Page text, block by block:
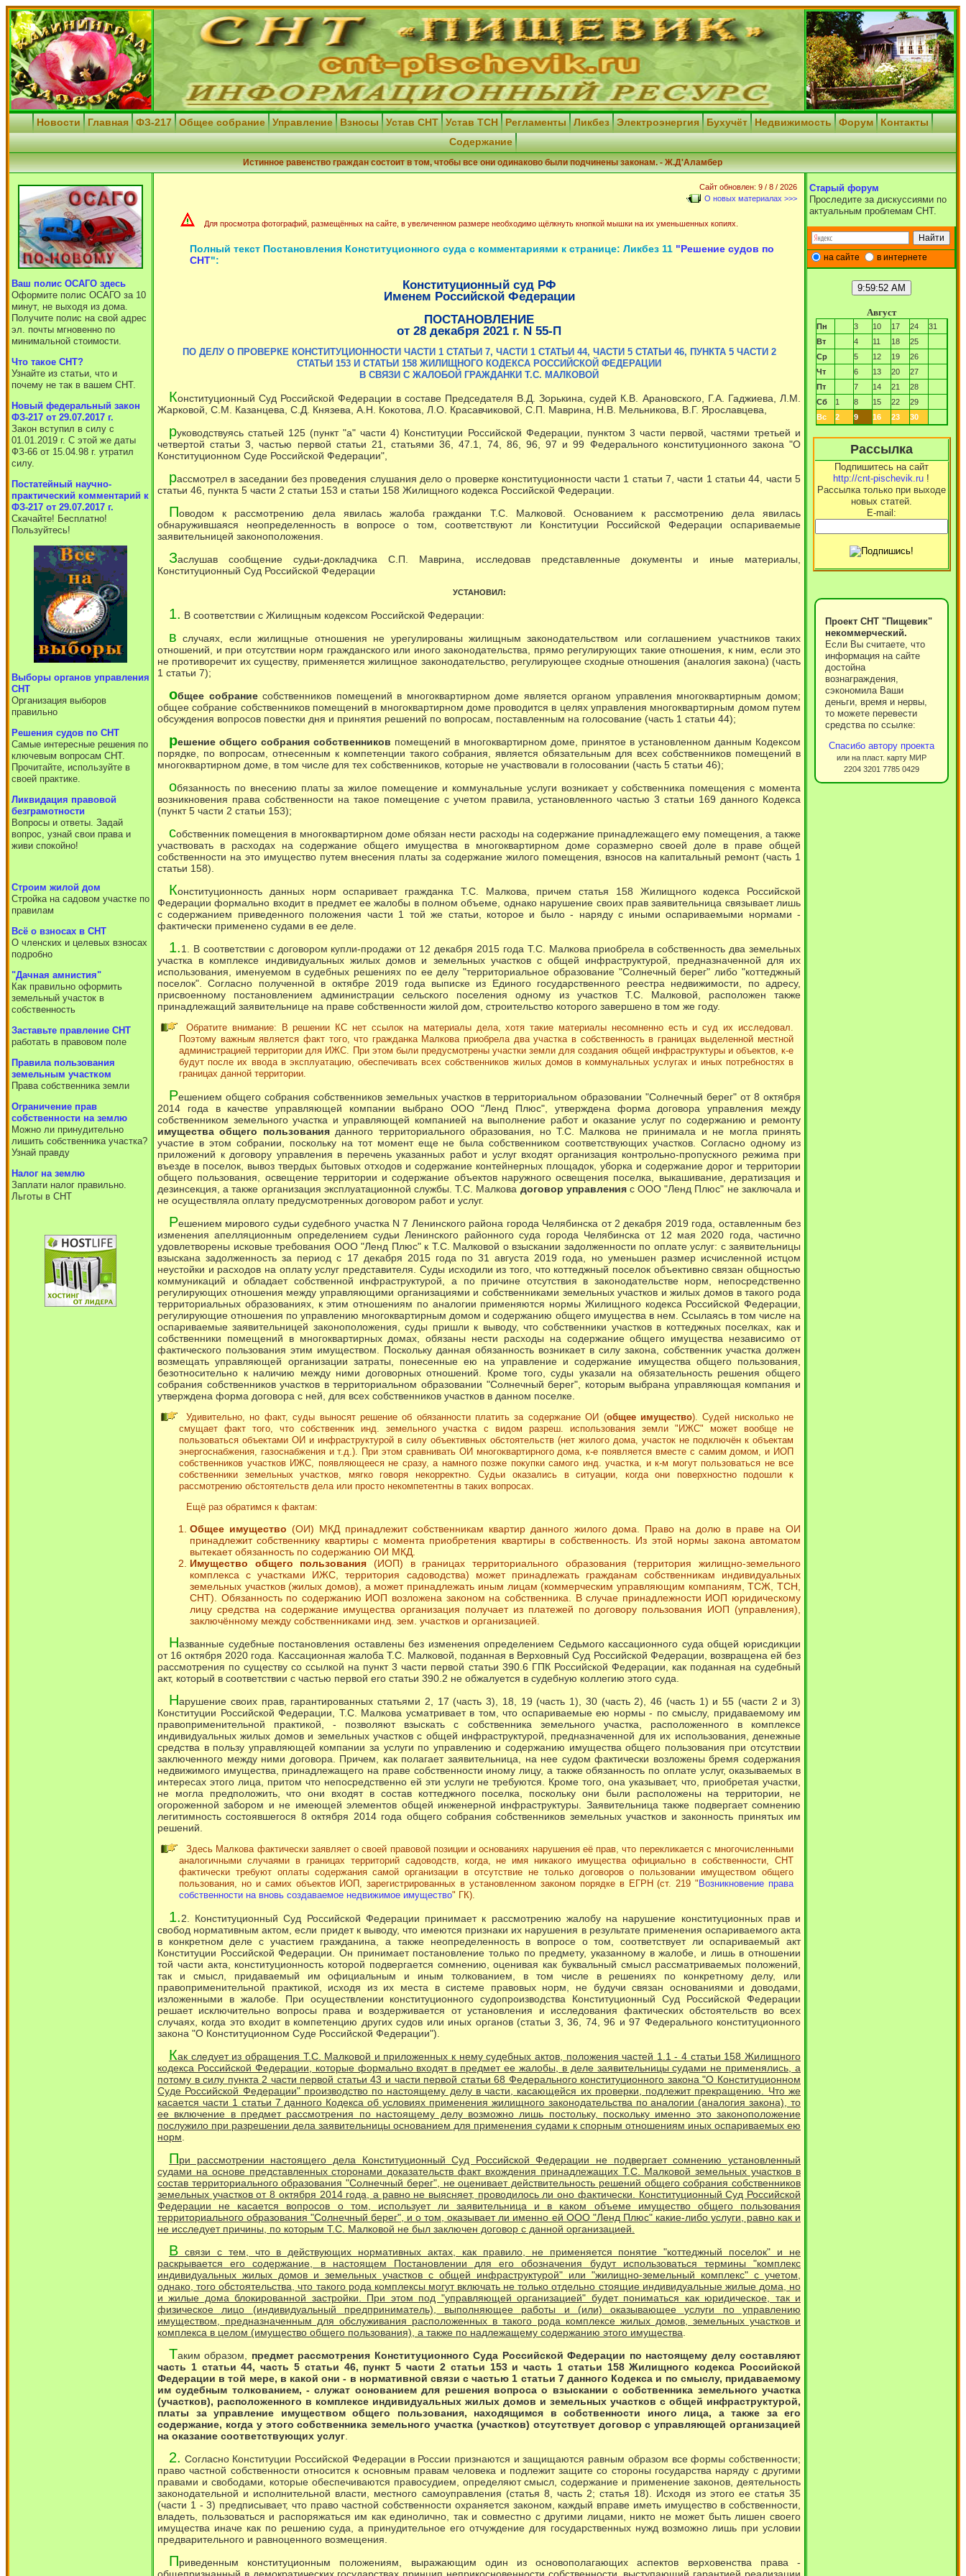
Новости Главная ФЗ-217 Общее собрание Управление Взносы Устав СНТ Устав ТСН Регламенты Ликбез Электроэнергия Бухучёт Недвижимость Форум Контакты
Содержание
Истинное равенство граждан состоит в том, чтобы все они одинаково были подчинены законам. - Ж.Д'Аламбер
Ваш полис ОСАГО здесь
Оформите полис ОСАГО за 10
минут, не выходя из дома.
Получите полис на свой адрес
эл. почты мгновенно по
минимальной стоимости.
Что такое СНТ?
Узнайте из статьи, что и
почему не так в вашем СНТ.
Новый федеральный закон
ФЗ-217 от 29.07.2017 г.
Закон вступил в силу с
01.01.2019 г. С этой же даты
ФЗ-66 от 15.04.98 г. утратил
силу.
Постатейный научно-
практический комментарий к
ФЗ-217 от 29.07.2017 г.
Скачайте! Бесплатно!
Пользуйтесь!
Выборы органов управления
СНТ
Организация выборов
правильно
Решения судов по СНТ
Самые интересные решения по
ключевым вопросам СНТ.
Прочитайте, используйте в
своей практике.
Ликвидация правовой
безграмотности
Вопросы и ответы. Задай
вопрос, узнай свои права и
живи спокойно!
Cтроим жилой дом
Стройка на садовом участке по
правилам
Всё о взносах в СНТ
О членских и целевых взносах
подробно
"Дачная амнистия"
Как правильно оформить
земельный участок в
собственность
Заставьте правление СНТ
работать в правовом поле
Правила пользования
земельным участком
Права собственника земли
Ограничение прав
собственности на землю
Можно ли принудительно
лишить собственника участка?
Узнай правду
Налог на землю
Заплати налог правильно.
Льготы в СНТ
Сайт обновлен: 9 / 8 / 2026
О новых материалах >>>
Для просмотра фотографий, размещённых на сайте, в увеличенном размере необходимо щёлкнуть кнопкой мышки на их уменьшенных копиях.
Полный текст Постановления Конституционного суда с комментариями к странице: Ликбез 11 "Решение судов по
СНТ":
Конституционный суд РФ
Именем Российской Федерации
ПОСТАНОВЛЕНИЕ
от 28 декабря 2021 г. N 55-П
ПО ДЕЛУ О ПРОВЕРКЕ КОНСТИТУЦИОННОСТИ ЧАСТИ 1 СТАТЬИ 7, ЧАСТИ 1 СТАТЬИ 44, ЧАСТИ 5 СТАТЬИ 46, ПУНКТА 5 ЧАСТИ 2
СТАТЬИ 153 И СТАТЬИ 158 ЖИЛИЩНОГО КОДЕКСА РОССИЙСКОЙ ФЕДЕРАЦИИ
В СВЯЗИ С ЖАЛОБОЙ ГРАЖДАНКИ Т.С. МАЛКОВОЙ
Конституционный Суд Российской Федерации в составе Председателя В.Д. Зорькина, судей К.В. Арановского, Г.А. Гаджиева, Л.М.
Жарковой, С.М. Казанцева, С.Д. Князева, А.Н. Кокотова, Л.О. Красавчиковой, С.П. Маврина, Н.В. Мельникова, В.Г. Ярославцева,
руководствуясь статьей 125 (пункт "а" части 4) Конституции Российской Федерации, пунктом 3 части первой, частями третьей и
четвертой статьи 3, частью первой статьи 21, статьями 36, 47.1, 74, 86, 96, 97 и 99 Федерального конституционного закона "О
Конституционном Суде Российской Федерации",
рассмотрел в заседании без проведения слушания дело о проверке конституционности части 1 статьи 7, части 1 статьи 44, части 5
статьи 46, пункта 5 части 2 статьи 153 и статьи 158 Жилищного кодекса Российской Федерации.
Поводом к рассмотрению дела явилась жалоба гражданки Т.С. Малковой. Основанием к рассмотрению дела явилась
обнаружившаяся неопределенность в вопросе о том, соответствуют ли Конституции Российской Федерации оспариваемые
заявительницей законоположения.
Заслушав сообщение судьи-докладчика С.П. Маврина, исследовав представленные документы и иные материалы,
Конституционный Суд Российской Федерации
УСТАНОВИЛ:
1. В соответствии с Жилищным кодексом Российской Федерации:
в случаях, если жилищные отношения не урегулированы жилищным законодательством или соглашением участников таких
отношений, и при отсутствии норм гражданского или иного законодательства, прямо регулирующих такие отношения, к ним, если это
не противоречит их существу, применяется жилищное законодательство, регулирующее сходные отношения (аналогия закона) (часть
1 статьи 7);
общее собраниесобственников помещений в многоквартирном доме является органом управления многоквартирным домом;
общее собрание собственников помещений в многоквартирном доме проводится в целях управления многоквартирным домом путем
обсуждения вопросов повестки дня и принятия решений по вопросам, поставленным на голосование (часть 1 статьи 44);
решение общего собрания собственников помещений в многоквартирном доме, принятое в установленном данным Кодексом
порядке, по вопросам, отнесенным к компетенции такого собрания, является обязательным для всех собственников помещений в
многоквартирном доме, в том числе для тех собственников, которые не участвовали в голосовании (часть 5 статьи 46);
обязанность по внесению платы за жилое помещение и коммунальные услуги возникает у собственника помещения с момента
возникновения права собственности на такое помещение с учетом правила, установленного частью 3 статьи 169 данного Кодекса
(пункт 5 части 2 статьи 153);
собственник помещения в многоквартирном доме обязан нести расходы на содержание принадлежащего ему помещения, а также
участвовать в расходах на содержание общего имущества в многоквартирном доме соразмерно своей доле в праве общей
собственности на это имущество путем внесения платы за содержание жилого помещения, взносов на капитальный ремонт (часть 1
статьи 158).
Конституционность данных норм оспаривает гражданка Т.С. Малкова, причем статья 158 Жилищного кодекса Российской
Федерации формально входит в предмет ее жалобы в полном объеме, однако нарушение своих прав заявительница связывает лишь
с содержанием приведенного положения части 1 той же статьи, которое и было - наряду с иными оспариваемыми нормами -
фактически применено судами в ее деле.
1.1. В соответствии с договором купли-продажи от 12 декабря 2015 года Т.С. Малкова приобрела в собственность два земельных
участка в комплексе индивидуальных жилых домов и земельных участков с общей инфраструктурой, предназначенной для их
использования, именуемом в судебных решениях по ее делу "территориальное образование "Солнечный берег" либо "коттеджный
поселок". Согласно полученной в октябре 2019 года выписке из Единого государственного реестра недвижимости, по адресу,
присвоенному постановлением администрации сельского поселения одному из участков Т.С. Малковой, расположен также
принадлежащий заявительнице на праве собственности жилой дом, строительство которого завершено в том же году.
Обратите внимание: В решении КС нет ссылок на материалы дела, хотя такие материалы несомненно есть и суд их исследовал.
Поэтому важным является факт того, что гражданка Малкова приобрела два участка в собственность в границах выделенной местной
администрацией территории для ИЖС. При этом были предусмотрены участки земли для создания общей инфраструктуры и объектов, к-е
будут после их ввода в эксплуатацию, обеспечивать всех собственников жилых домов в коммунальных услугах и иных потребностях в
границах данной территории.
Решением общего собрания собственников земельных участков в территориальном образовании "Солнечный берег" от 8 октября
2014 года в качестве управляющей компании выбрано ООО "Ленд Плюс", утверждена форма договора управления между
собственником земельного участка и управляющей компанией на выполнение работ и оказание услуг по содержанию и ремонту
имущества общего пользованияданного территориального образования, но Т.С. Малкова не принимала и не могла принять
участие в этом собрании, поскольку на тот момент еще не была собственником соответствующих участков. Согласно одному из
приложений к договору управления в перечень указанных работ и услуг входят организация контрольно-пропускного режима при
въезде в поселок, вывоз твердых бытовых отходов и содержание контейнерных площадок, уборка и содержание дорог и территории
общего пользования, освещение территории и содержание объектов наружного освещения поселка, выкашивание, дератизация и
дезинсекция, а также организация эксплуатационной службы. Т.С. Малкова договор управленияс ООО "Ленд Плюс" не заключала и
не осуществляла оплату предусмотренных договором работ и услуг.
Решением мирового судьи судебного участка N 7 Ленинского района города Челябинска от 2 декабря 2019 года, оставленным без
изменения апелляционным определением судьи Ленинского районного суда города Челябинска от 12 мая 2020 года, частично
удовлетворены исковые требования ООО "Ленд Плюс" к Т.С. Малковой о взыскании задолженности по оплате услуг: с заявительницы
взыскана задолженность за период с 17 декабря 2015 года по 31 августа 2019 года, но уменьшен размер исчисленной истцом
неустойки и расходов на оплату услуг представителя. Суды исходили из того, что коттеджный поселок объективно связан общностью
коммуникаций и обладает собственной инфраструктурой, а по причине отсутствия в законодательстве норм, непосредственно
регулирующих отношения между управляющими организациями и собственниками земельных участков и жилых домов в такого рода
территориальных образованиях, к этим отношениям по аналогии применяются нормы Жилищного кодекса Российской Федерации,
регулирующие отношения по управлению многоквартирным домом и содержанию общего имущества в нем. Ссылаясь в том числе на
оспариваемые заявительницей законоположения, суды пришли к выводу, что собственники участков в коттеджных поселках, как и
собственники помещений в многоквартирных домах, обязаны нести расходы на содержание общего имущества независимо от
фактического пользования этим имуществом. Поскольку данная обязанность возникает в силу закона, собственник участка должен
возмещать управляющей организации затраты, понесенные ею на управление и содержание имущества общего пользования,
безотносительно к наличию между ними договорных отношений. Кроме того, суды указали на обязательность решения общего
собрания собственников участков в территориальном образовании "Солнечный берег", которым выбрана управляющая компания и
утверждена форма договора с ней, для всех собственников участков в данном поселке.
Удивительно, но факт, суды выносят решение об обязанности платить за содержание ОИ (общее имущество). Судей нисколько не
смущает факт того, что собственник инд. земельного участка с видом разреш. использования земли "ИЖС" может вообще не
пользоваться объектами ОИ и инфраструктурой в силу объективных обстоятельств (нет жилого дома, участок не подключён к объектам
энергоснабжения, газоснабжения и т.д.). При этом сравнивать ОИ многоквартирного дома, к-е появляется вместе с самим домом, и ИОП
собственников участков ИЖС, появляющееся не сразу, а намного позже покупки самого инд. участка, и к-м могут пользоваться не все
собственники земельных участков, мягко говоря некорректно. Судьи оказались в ситуации, когда они поверхностно подошли к
рассмотрению обстоятельств дела или просто некомпетентны в таких вопросах.
Ещё раз обратимся к фактам:
Общее имущество (ОИ) МКД принадлежит собственникам квартир данного жилого дома. Право на долю в праве на ОИ
принадлежит собственнику квартиры с момента приобретения квартиры в собственность. Из этой нормы закона автоматом
вытекает обязанность по содержанию ОИ МКД.
Имущество общего пользования (ИОП) в границах территориального образования (территория жилищно-земельного
комплекса с участками ИЖС, территория садоводства) может принадлежать гражданам собственникам индивидуальных
земельных участков (жилых домов), а может принадлежать иным лицам (коммерческим управляющим компаниям, ТСЖ, ТСН,
СНТ). Обязанность по содержанию ИОП возложена законом на собственника. В случае принадлежности ИОП юридическому
лицу средства на содержание имущества организация получает из платежей по договору пользования ИОП (управления),
заключённому между собственниками инд. зем. участков и организацией.
Названные судебные постановления оставлены без изменения определением Седьмого кассационного суда общей юрисдикции
от 16 октября 2020 года. Кассационная жалоба Т.С. Малковой, поданная в Верховный Суд Российской Федерации, возвращена ей без
рассмотрения по существу со ссылкой на пункт 3 части первой статьи 390.6 ГПК Российской Федерации, как поданная на судебный
акт, который в соответствии с частью первой его статьи 390.2 не обжалуется в судебную коллегию этого суда.
Нарушение своих прав, гарантированных статьями 2, 17 (часть 3), 18, 19 (часть 1), 30 (часть 2), 46 (часть 1) и 55 (части 2 и 3)
Конституции Российской Федерации, Т.С. Малкова усматривает в том, что оспариваемые ею нормы - по смыслу, придаваемому им
правоприменительной практикой, - позволяют взыскать с собственника земельного участка, расположенного в комплексе
индивидуальных жилых домов и земельных участков с общей инфраструктурой, предназначенной для их использования, денежные
средства в пользу управляющей компании за услуги по управлению и содержанию имущества общего пользования при отсутствии
заключенного между ними договора. Причем, как полагает заявительница, на нее судом фактически возложены бремя содержания
недвижимого имущества, принадлежащего на праве собственности иному лицу, а также обязанность по оплате услуг, оказываемых в
интересах этого лица, притом что непосредственно ей эти услуги не требуются. Кроме того, она указывает, что, приобретая участки,
не могла предположить, что они входят в состав коттеджного поселка, поскольку они были расположены на территории, не
огороженной забором и не имеющей элементов общей инженерной инфраструктуры. Заявительница также подвергает сомнению
легитимность состоявшегося 8 октября 2014 года общего собрания собственников земельных участков и законность принятых им
решений.
Здесь Малкова фактически заявляет о своей правовой позиции и основаниях нарушения её прав, что перекликается с многочисленными
аналогичными случаями в границах территорий садоводств, когда, не имя никакого имущества официально в собственности, СНТ
фактически требуют оплаты содержания самой организации в отсутствие не только договоров о пользовании имуществом общего
пользования, но и самих объектов ИОП, зарегистрированных в установленном законом порядке в ЕГРН (ст. 219 " Возникновение права
собственности на вновь создаваемое недвижимое имущество" ГК).
1.2. Конституционный Суд Российской Федерации принимает к рассмотрению жалобу на нарушение конституционных прав и
свобод нормативным актом, если придет к выводу, что имеются признаки их нарушения в результате применения оспариваемого акта
в конкретном деле с участием гражданина, а также неопределенность в вопросе о том, соответствует ли оспариваемый акт
Конституции Российской Федерации. Он принимает постановление только по предмету, указанному в жалобе, и лишь в отношении
той части акта, конституционность которой подвергается сомнению, оценивая как буквальный смысл рассматриваемых положений,
так и смысл, придаваемый им официальным и иным толкованием, в том числе в решениях по конкретному делу, или
правоприменительной практикой, исходя из их места в системе правовых норм, не будучи связан основаниями и доводами,
изложенными в жалобе. При осуществлении конституционного судопроизводства Конституционный Суд Российской Федерации
решает исключительно вопросы права и воздерживается от установления и исследования фактических обстоятельств во всех
случаях, когда это входит в компетенцию других судов или иных органов (статьи 3, 36, 74, 96 и 97 Федерального конституционного
закона "О Конституционном Суде Российской Федерации").
Как следует из обращения Т.С. Малковой и приложенных к нему судебных актов, положения частей 1.1 - 4 статьи 158 Жилищного
кодекса Российской Федерации, которые формально входят в предмет ее жалобы, в деле заявительницы судами не применялись, а
потому в силу пункта 2 части первой статьи 43 и части первой статьи 68 Федерального конституционного закона "О Конституционном
Суде Российской Федерации" производство по настоящему делу в части, касающейся их проверки, подлежит прекращению. Что же
касается части 1 статьи 7 данного Кодекса об условиях применения жилищного законодательства по аналогии (аналогия закона), то
ее включение в предмет рассмотрения по настоящему делу возможно лишь постольку, поскольку именно это законоположение
послужило при разрешении дела заявительницы основанием для применения судами к спорным отношениям иных оспариваемых ею
норм
При рассмотрении настоящего дела Конституционный Суд Российской Федерации не подвергает сомнению установленный
судами на основе представленных сторонами доказательств факт вхождения принадлежащих Т.С. Малковой земельных участков в
состав территориального образования "Солнечный берег", не оценивает действительность решений общего собрания собственников
земельных участков от 8 октября 2014 года, а равно не выясняет, проводилось ли оно фактически. Конституционный Суд Российской
Федерации не касается вопросов о том, использует ли заявительница и в каком объеме имущество общего пользования
территориального образования "Солнечный берег", и о том, оказывает ли именно ей ООО "Ленд Плюс" какие-либо услуги, равно как и
не исследует причины, по которым Т.С. Малковой не был заключен договор с данной организацией.
В связи с тем, что в действующих нормативных актах, как правило, не применяется понятие "коттеджный поселок" и не
раскрывается его содержание, в настоящем Постановлении для его обозначения будут использоваться термины "комплекс
индивидуальных жилых домов и земельных участков с общей инфраструктурой" или "жилищно-земельный комплекс" с учетом,
однако, того обстоятельства, что такого рода комплексы могут включать не только отдельно стоящие индивидуальные жилые дома, но
и жилые дома блокированной застройки. При этом под "управляющей организацией" будет пониматься как юридическое, так и
физическое лицо (индивидуальный предприниматель), выполняющее работы и (или) оказывающее услуги по управлению
имуществом, предназначенным для обслуживания расположенных в такого рода комплексе жилых домов, земельных участков и
комплекса в целом (имущество общего пользования), а также по надлежащему содержанию этого имущества
Таким образом, предмет рассмотрения Конституционного Суда Российской Федерации по настоящему делу составляют
часть 1 статьи 44, часть 5 статьи 46, пункт 5 части 2 статьи 153 и часть 1 статьи 158 Жилищного кодекса Российской
Федерации в той мере, в какой они - в нормативной связи с частью 1 статьи 7 данного Кодекса и по смыслу, придаваемому
им судебным толкованием, - служат основанием для решения вопроса о взыскании с собственника земельного участка
(участков), расположенного в комплексе индивидуальных жилых домов и земельных участков с общей инфраструктурой,
платы за управление имуществом общего пользования, находящимся в собственности иного лица, а также за его
содержание, когда у этого собственника земельного участка (участков) отсутствует договор с управляющей организацией
на оказание соответствующих услуг
2. Согласно Конституции Российской Федерации в России признаются и защищаются равным образом все формы собственности;
право частной собственности относится к основным правам человека и подлежит защите со стороны государства наряду с другими
правами и свободами, которые обеспечиваются правосудием, определяют смысл, содержание и применение законов, деятельность
законодательной и исполнительной власти, местного самоуправления (статья 8, часть 2; статья 18). Исходя из этого ее статья 35
(части 1 - 3) предписывает, что право частной собственности охраняется законом, каждый вправе иметь имущество в собственности,
владеть, пользоваться и распоряжаться им как единолично, так и совместно с другими лицами, никто не может быть лишен своего
имущества иначе как по решению суда, а принудительное его отчуждение для государственных нужд возможно лишь при условии
предварительного и равноценного возмещения.
Приведенным конституционным положениям, выражающим один из основополагающих аспектов верховенства права -
Старый форум
Проследите за дискуссиями по
актуальным проблемам СНТ.
на сайте в интернете
Август
Пн 3 10 17 24
31
Вт
4 11 18
25
Ср
5 12 19
26
Чт
6 13 20
27
Пт
7 14 21
28
Сб
1 8 15 22
29
Вс
2 9 16 23 30
Рассылка
Подпишитесь на сайт
http://cnt-pischevik.ru !
Рассылка только при выходе
новых статей.
E-mail:
Проект СНТ "Пищевик"
некоммерческий.
Если Вы считаете, что
информация на сайте
достойна
вознаграждения,
сэкономила Ваши
деньги, время и нервы,
то можете перевести
средства по ссылке:
Спасибо автору проекта
или на пласт. карту МИР
2204 3201 7785 0429